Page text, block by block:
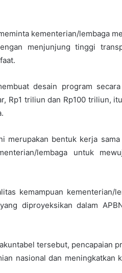
kementerian/lembaga
menjunjung tinggi
desain program
Rp1 triliun dan Rp100 triliun,
merupakan bentuk kerja
lembaga untuk
kemampuan kementerian/
diproyeksikan dalam
tersebut, pencapaian
nasional dan meningkatkan